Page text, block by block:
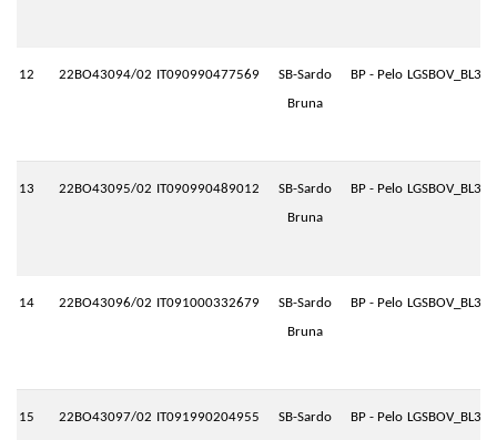
12 22BO43094/02 IT090990477569
SB-Sardo
Bruna
BP - Pelo LGSBOV_BL3.P
13 22BO43095/02 IT090990489012
SB-Sardo
Bruna
BP - Pelo LGSBOV_BL3.P
14 22BO43096/02 IT091000332679
SB-Sardo
Bruna
BP - Pelo LGSBOV_BL3.P
15 22BO43097/02 IT091990204955
SB-Sardo
BP - Pelo LGSBOV_BL3.P